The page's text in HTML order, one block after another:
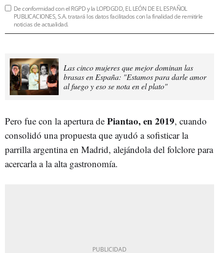
De conformidad con el RGPD y la LOPDGDD, EL LEÓN DE EL ESPAÑOL
PUBLICACIONES, S.A. tratará los datos facilitados con la finalidad de remitirle
noticias de actualidad.
Las cinco mujeres que mejor dominan las
brasas en España: "Estamos para darle amor
al fuego y eso se nota en el plato"
Pero fue con la apertura de Piantao, en 2019, cuando
consolidó una propuesta que ayudó a sofisticar la
parrilla argentina en Madrid, alejándola del folclore para
acercarla a la alta gastronomía.